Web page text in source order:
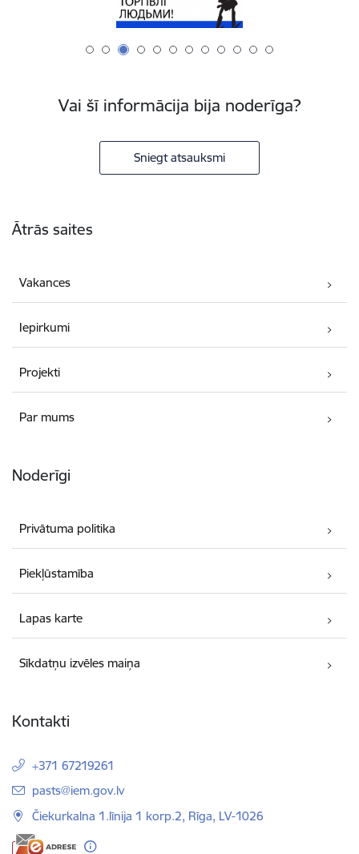
Vai šī informācija bija noderīga?
Sniegt atsauksmi
Ātrās saites
Vakances
Iepirkumi
Projekti
Par mums
Noderīgi
Privātuma politika
Piekļūstamība
Lapas karte
Sīkdatņu izvēles maiņa
Kontakti
+371 67219261
E-pasts:
pasts@iem.gov.lv
Čiekurkalna 1.līnija 1 korp.2, Rīga, LV-1026